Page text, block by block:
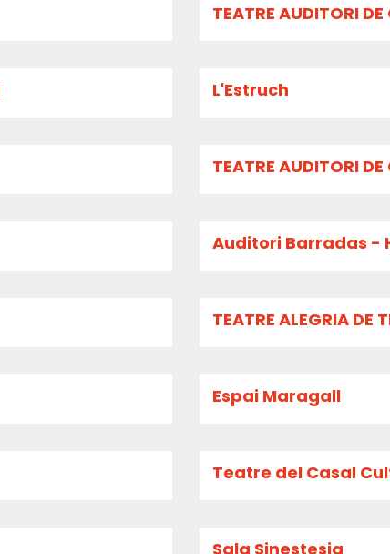
TEATRE AUDITORI DE
L'Estruch
TEATRE AUDITORI DE
Auditori Barradas -
TEATRE ALEGRIA DE
Espai Maragall
Teatre del Casal
Sala Sinestesia